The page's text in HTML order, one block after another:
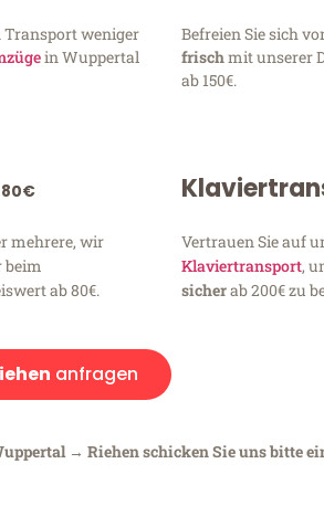
Transport weniger
in Wuppertal
Befreien Sie sich
frischmit unserer
ab 150€.
80€
mehrere, wir
beim
ab 80€.
Vertrauen Sie auf
Klaviertransport,
sicherab 200€ zu
anfragen
→ Riehen schicken Sie uns bitte